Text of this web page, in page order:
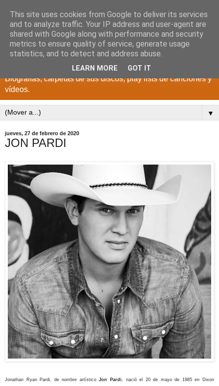
DISCOS PARA EL
RECUERDO
CANTANTES Y GRUPOS DE LOS AÑOS 1950 a 2022.
Biografías, carpetas de sus discos, play lists de canciones y
vídeos.
▼
jueves, 27 de febrero de 2020
JON PARDI
Jonathan Ryan Pardi, de nombre artísticoJon Pardi , nació el 20 de mayo de 1985 en Dixon
This site uses cookies from Google to deliver its services
and to analyze traffic. Your IP address and user-agent are
shared with Google along with performance and security
metrics to ensure quality of service, generate usage
statistics, and to detect and address abuse.
LEARN MORE GOT IT